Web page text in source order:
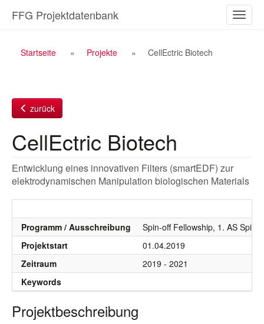
Inhalt
ein-/
FFG Projektdatenbank
Breadcrumb
Startseite Projekte CellEctric Biotech
zurück
CellEctric Biotech
Entwicklung eines innovativen Filters (smartEDF) zur
elektrodynamischen Manipulation biologischen Materials
Programm / Ausschreibung
Spin-off Fellowship, 1. AS Spin
Projektstart
01.04.2019
Zeitraum
2019 - 2021
Keywords
Projektbeschreibung